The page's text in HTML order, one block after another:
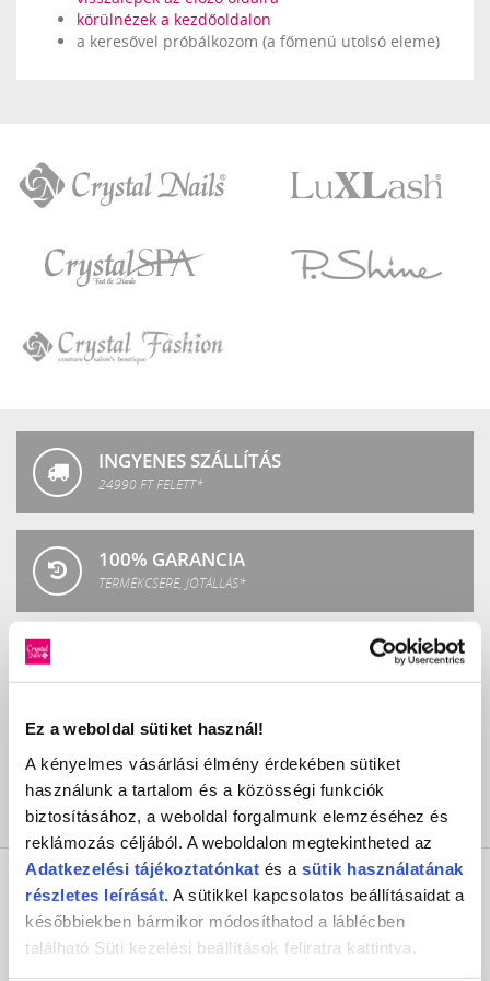
Ez a weboldal sütiket használ!
A kényelmes vásárlási élmény érdekében sütiket
használunk a tartalom és a közösségi funkciók
biztosításához, a weboldal forgalmunk elemzéséhez és
reklámozás céljából. A weboldalon megtekintheted az
Adatkezelési tájékoztatónkat és a sütik használatának
részletes leírását. A sütikkel kapcsolatos beállításaidat a
későbbiekben bármikor módosíthatod a láblécben
található Süti kezelési beállítások feliratra kattintva.
körülnézek a kezdőoldalon
a keresővel próbálkozom (a főmenü utolsó eleme)
Nails
SPA
INGYENES SZÁLLÍTÁS
24990 FT FELETT*
100% GARANCIA
TERMÉKCSERE, JÓTÁLLÁS*
8-17H TELEFONON, EMAILBEN
100% BIZTONSÁG
BIZTONSÁGOS VÁSÁRLÁS
KAPCSOLAT